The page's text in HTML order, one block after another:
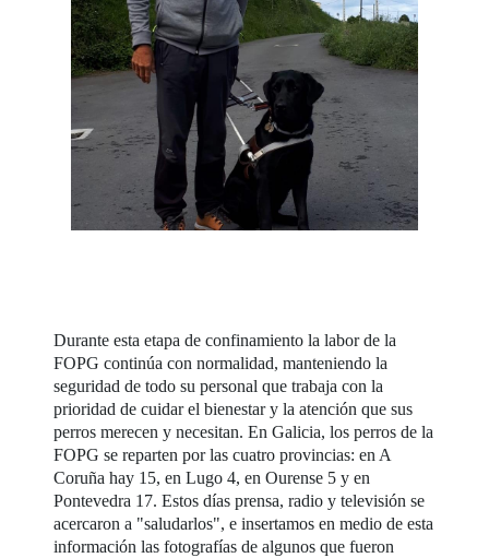
Durante esta etapa de confinamiento la labor de la
FOPG continúa con normalidad, manteniendo la
seguridad de todo su personal que trabaja con la
prioridad de cuidar el bienestar y la atención que sus
perros merecen y necesitan. En Galicia, los perros de la
FOPG se reparten por las cuatro provincias: en A
Coruña hay 15, en Lugo 4, en Ourense 5 y en
Pontevedra 17. Estos días prensa, radio y televisión se
acercaron a "saludarlos", e insertamos en medio de esta
información las fotografías de algunos que fueron